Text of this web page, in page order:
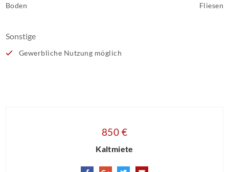
Boden Fliesen
Sonstige
Gewerbliche Nutzung möglich
850 €
Kaltmiete